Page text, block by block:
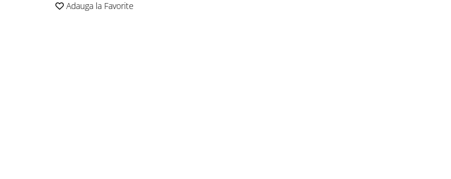
Adauga la Favorite